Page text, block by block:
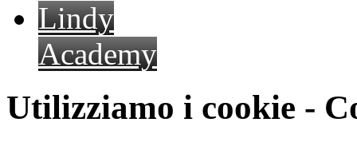
Lindy
Academy
Utilizziamo i cookie -